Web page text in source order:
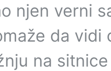
njen verni
da
na